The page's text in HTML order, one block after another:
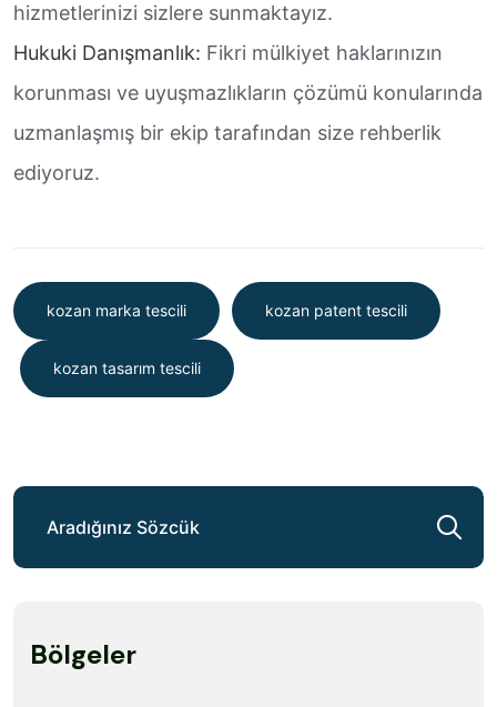
hizmetlerinizi sizlere sunmaktayız.
Hukuki Danışmanlık: Fikri mülkiyet haklarınızın
korunması ve uyuşmazlıkların çözümü konularında
uzmanlaşmış bir ekip tarafından size rehberlik
ediyoruz.
kozan marka tescili kozan patent tescili
kozan tasarım tescili
Bölgeler